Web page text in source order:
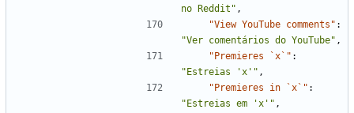
no Reddit" ,
"View YouTube comments" :
"Ver comentários do YouTube" ,
"Premieres `x`" :
"Estreias 'x'" ,
"Premieres in `x`" :
"Estreias em 'x'" ,